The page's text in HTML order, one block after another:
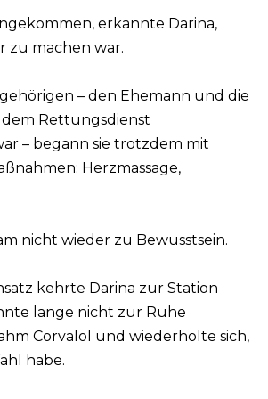
erkannte Darina,
zu machen war.
– den Ehemann und die
Rettungsdienst
– begann sie trotzdem mit
Herzmassage,
nicht wieder zu Bewusstsein.
kehrte Darina zur Station
lange nicht zur Ruhe
Corvalol und wiederholte sich,
habe.